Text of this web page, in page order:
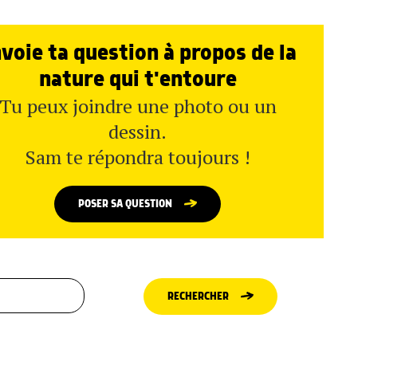
ta question à propos de la
nature qui t'entoure
Tu peux joindre une photo ou un
dessin.
Sam te répondra toujours !
POSER SA QUESTION
RECHERCHER